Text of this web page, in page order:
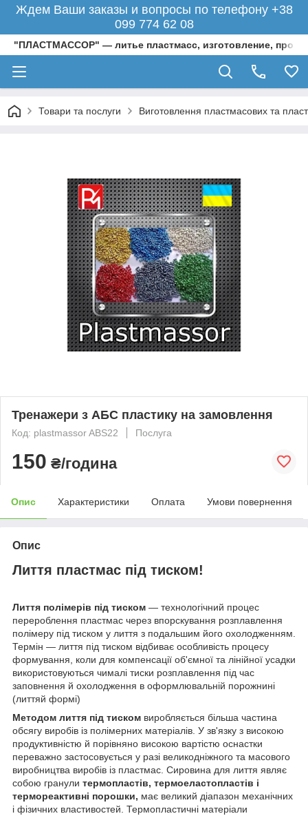
Ждем Ваши заказы и вопросы по телефону +38
099 774 62 08
"ПЛАСТМАССОР" — литье пластмасс, изготовление,
Товари та послуги Виготовлення пластмасових та
Тренажери з АБС пластику на замовлення
Код: plastmassor ABS22 Послуга
150 ₴/година
Опис Характеристики Оплата Умови повернення
Опис
Лиття пластмас під тиском!
Лиття полімерів під тиском — технологічний процес
перероблення пластмас через впорскування розплавлення
полімеру під тиском у лиття з подальшим його охолодженням.
Термін — лиття під тиском відбиває особливість процесу
формування, коли для компенсації об'ємної та лінійної усадки
використовуються чималі тиски розплавлення під час
заповнення й охолодження в оформлювальній порожнині
(литтяй формі)
Методом лиття під тиском виробляється більша частина
обсягу виробів із полімерних матеріалів. У зв'язку з високою
продуктивністю й порівняно високою вартістю оснастки
переважно застосовується у разі великодніжного та масового
виробництва виробів із пластмас. Сировина для лиття являє
собою гранули термопластів, термоеластопластів і
термореактивні порошки, має великий діапазон механічних
і фізичних властивостей. Термопластичні матеріали